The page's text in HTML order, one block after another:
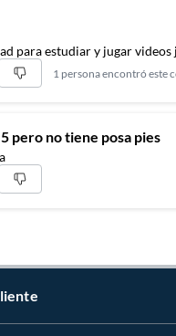
para estudiar y jugar videos
1 persona encontró este
pero no tiene posa pies